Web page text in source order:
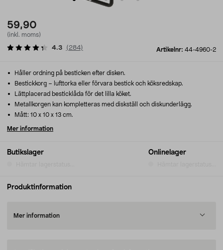
59,90
(inkl. moms)
Artikelnr: 44-4960-2
4.3 ( 284)
Butikslager Onlinelager
Håller ordning på besticken efter disken.
Bestickkorg – lufttorka eller förvara bestick och köksredskap.
Lättplacerad besticklåda för det lilla köket.
Metallkorgen kan kompletteras med diskställ och diskunderlägg.
Mått: 10 x 10 x 13 cm.
Mer information
Produktinformation
Mer information